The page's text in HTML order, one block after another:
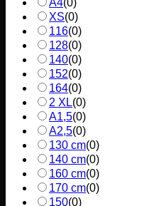
XS(0)
116(0)
128(0)
140(0)
152(0)
164(0)
2 XL(0)
A1,5(0)
A2,5(0)
130 cm(0)
140 cm(0)
160 cm(0)
170 cm(0)
150(0)